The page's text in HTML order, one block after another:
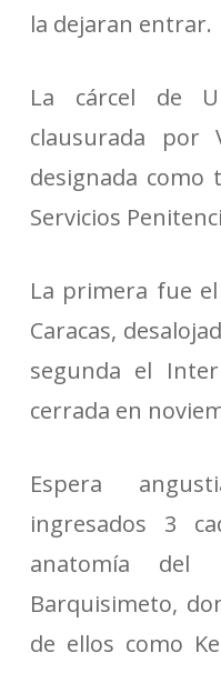
la dejaran entrar.
La cárcel de
clausurada por
designada
Servicios
La primera fue
Caracas,
segunda el
cerrada en
Espera
ingresados 3
anatomía del
Barquisimeto,
de ellos como